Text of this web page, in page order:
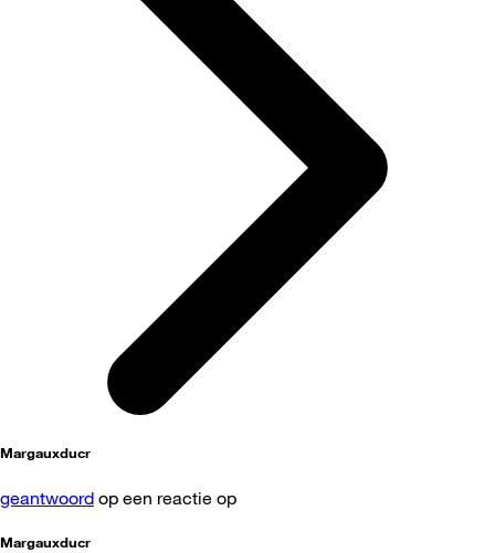
Margauxducr
geantwoord op een reactie op
Margauxducr